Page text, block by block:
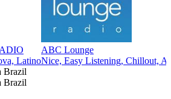
Latino
ABC Lounge
Nice, Easy Listening, Chillout,
Brazil
Brazil